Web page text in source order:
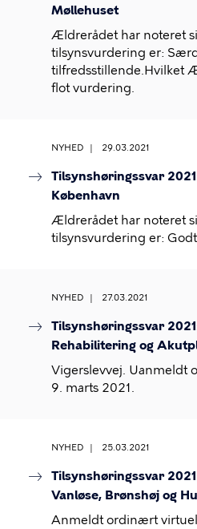
Møllehuset
Ældrerådet har noteret
tilsynsvurdering er:
tilfredsstillende.Hvilket
flot vurdering.
NYHED 29.03.2021
Tilsynshøringssvar
København
Ældrerådet har noteret
tilsynsvurdering er:
NYHED 27.03.2021
Tilsynshøringssvar
Rehabilitering og
Vigerslevvej. Uanmeldt
9. marts 2021.
NYHED 25.03.2021
Tilsynshøringssvar
Vanløse, Brønshøj og
Anmeldt ordinært